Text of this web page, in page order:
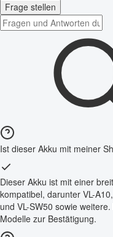
Frage stellen
Ist dieser Akku mit meiner
Dieser Akku ist mit einer
kompatibel, darunter VL-
und VL-SW50 sowie
Modelle zur Bestätigung.